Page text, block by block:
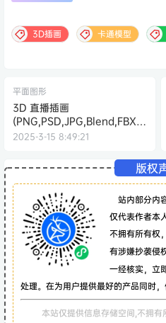
3D插画 卡通模型
平面图形
3D 直播插画
(PNG,PSD,JPG,Blend,FBX,O
BJ)
2025-3-15 8:49:21
版权
站内部分内
仅代表作者本
不拥有所有权
有涉嫌抄袭侵
一经核实，立
处理。在为用户提供最好的产品同时，
本站仅提供信息存储空间,不拥有